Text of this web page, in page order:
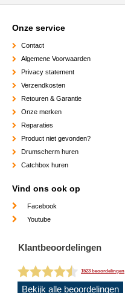
Onze service
Contact
Algemene Voorwaarden
Privacy statement
Verzendkosten
Retouren & Garantie
Onze merken
Reparaties
Product niet gevonden?
Drumscherm huren
Catchbox huren
Vind ons ook op
Facebook
Youtube
Klantbeoordelingen
1523 beoordelingen
Bekijk alle beoordelingen